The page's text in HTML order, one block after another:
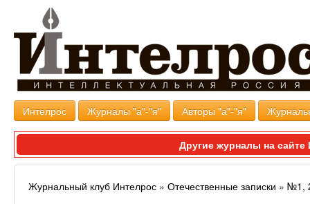
Интелрос Журналы "а"-"я" Авторы "а"-"я"
Другие журналы на
Журнальный клуб Интелрос » Отечественные записки » №1,